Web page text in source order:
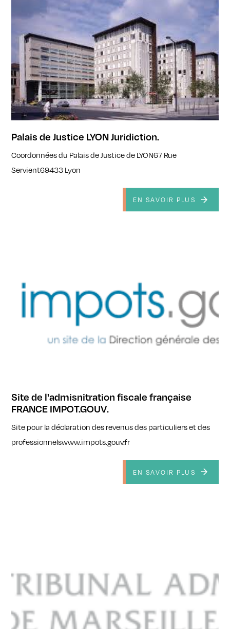
Palais de Justice LYON Juridiction.
Coordonnées du Palais de Justice de LYON67 Rue
Servient69433 Lyon
EN SAVOIR PLUS
Site de l'admisnitration fiscale française
FRANCE IMPOT.GOUV.
Site pour la déclaration des revenus des particuliers et des
professionnelswww.impots.gouv.fr
EN SAVOIR PLUS